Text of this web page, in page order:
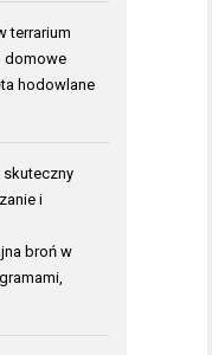
terrarium
domowe
hodowlane
i
broń w